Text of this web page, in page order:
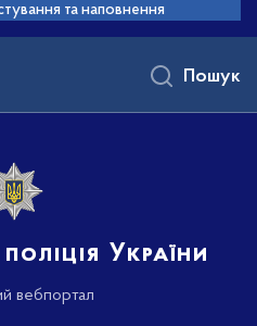
та наповнення
України
вебпортал
Пошук